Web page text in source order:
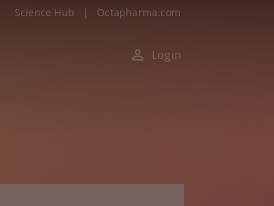
Science Hub | Octapharma.com
Login